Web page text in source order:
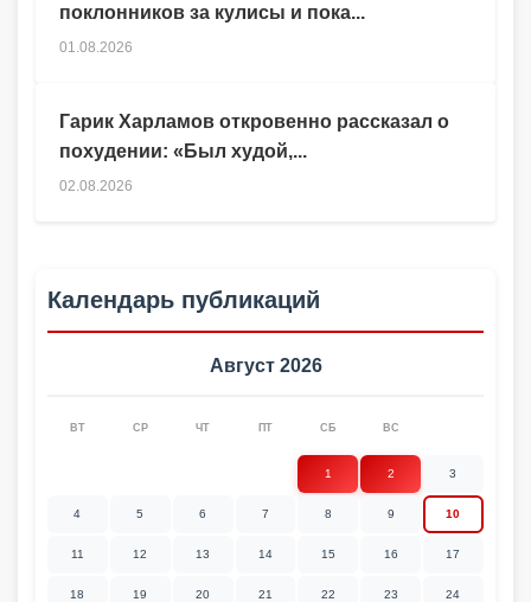
Гарик Харламов откровенно рассказал о
похудении: «Был худой,...
02.08.2026
поклонников за кулисы и пока...
01.08.2026
Календарь публикаций
Август 2026
ВТ СР ЧТ ПТ СБ ВС
1 2 3
4 5 6 7 8 9 10
11 12 13 14 15 16 17
18 19 20 21 22 23 24